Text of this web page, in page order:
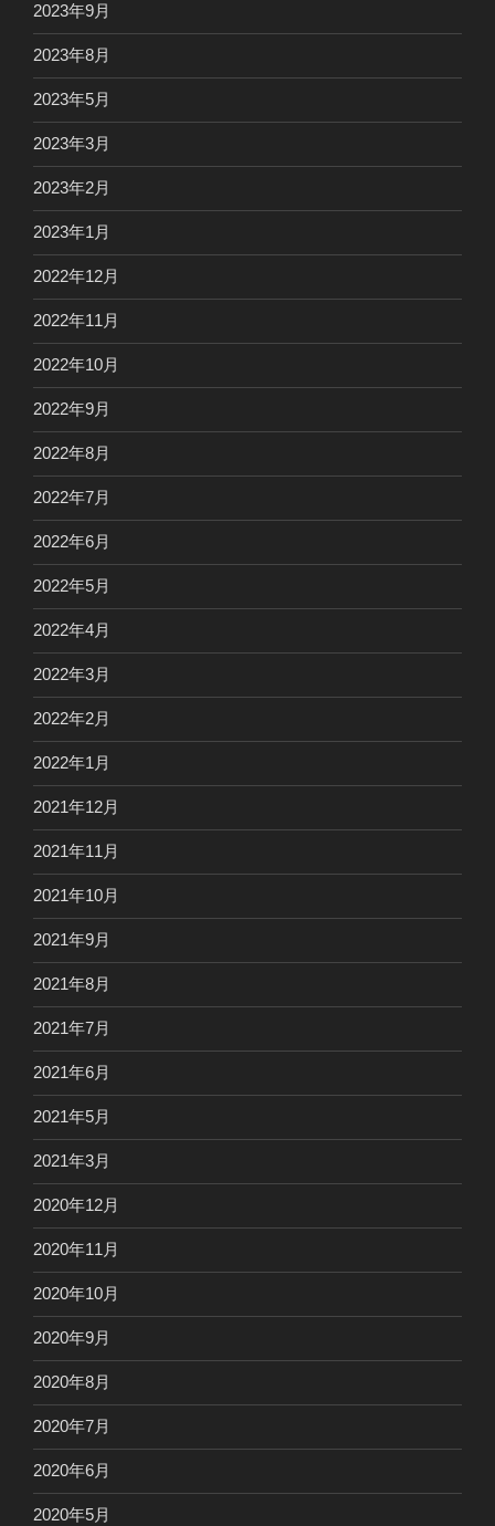
2023年9月
2023年8月
2023年5月
2023年3月
2023年2月
2023年1月
2022年12月
2022年11月
2022年10月
2022年9月
2022年8月
2022年7月
2022年6月
2022年5月
2022年4月
2022年3月
2022年2月
2022年1月
2021年12月
2021年11月
2021年10月
2021年9月
2021年8月
2021年7月
2021年6月
2021年5月
2021年3月
2020年12月
2020年11月
2020年10月
2020年9月
2020年8月
2020年7月
2020年6月
2020年5月